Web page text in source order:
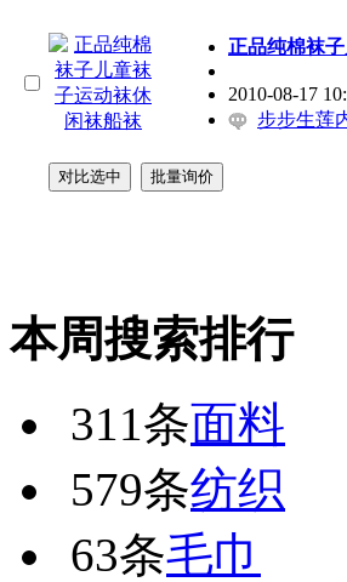
正品纯棉袜
2010-08-17
步步生莲
本周搜索排行
311条面料
579条纺织
63条毛巾